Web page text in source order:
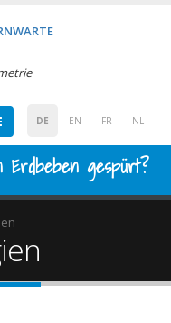
DE EN FR NL
Erdbeben gespürt?